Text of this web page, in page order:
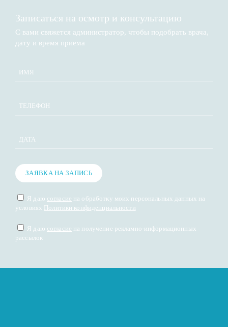
Записаться на осмотр и консультацию​
С вами свяжется администратор, чтобы подобрать врача,
дату и время приема​
ДАТА
ЗАЯВКА НА ЗАПИСЬ
Я даю согласие на обработку моих персональных данных на
условиях Политики конфиденциальности
Я даю согласие на получение рекламно-информационных
рассылок